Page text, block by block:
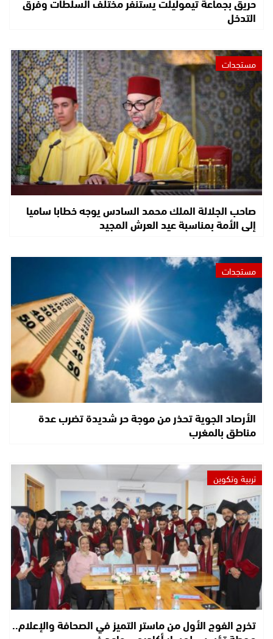
التدخل
مستجدات
صاحب الجلالة الملك محمد السادس يوجه خطابا ساميا
إلى الأمة بمناسبة عيد العرش المجيد
مستجدات
الأرصاد الجوية تحذر من موجة حر شديدة تضرب عدة
مناطق بالمغرب
تربية وتكوين
تخرج الفوج الأول من ماستر التميز في الصحافة والإعلام..